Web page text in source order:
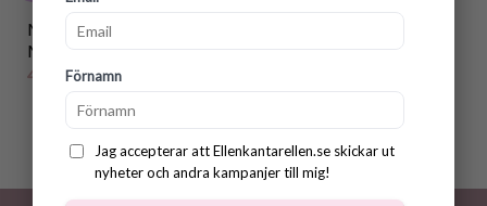
Förnamn
Jag accepterar att Ellenkantarellen.se skickar ut
nyheter och andra kampanjer till mig!
Mönster virkad
Mobilväska ”Velvet”
40.00kr